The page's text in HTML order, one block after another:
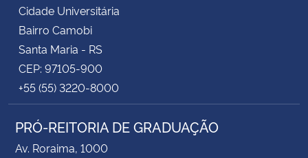
Cidade Universitária
Bairro Camobi
Santa Maria - RS
CEP: 97105-900
+55 (55) 3220-8000
PRÓ-REITORIA DE GRADUAÇÃO
Av. Roraima, 1000